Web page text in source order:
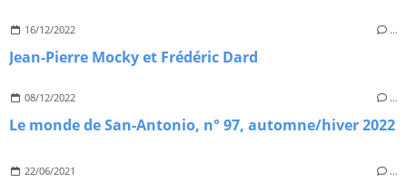
16/12/2022 …
Jean-Pierre Mocky et Frédéric Dard
08/12/2022 …
Le monde de San-Antonio, n° 97, automne/hiver 2022
22/06/2021 …